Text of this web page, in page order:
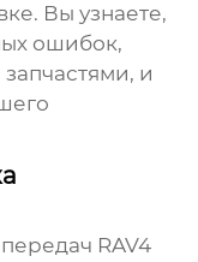
Вы узнаете,
ошибок,
и
RAV4